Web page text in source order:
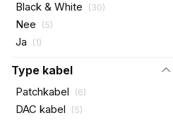
Black & White (30)
Nee (5)
Ja (1)
Type kabel
Patchkabel (6)
DAC kabel (5)